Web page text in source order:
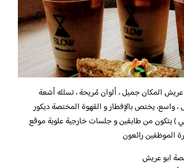
عريشالمكان جميل ، ألوان مُريحة ، تسلله أشعة
يختص بالإفطار و القهوة المختصة ديكور
) يتكون من طابقين و جلسات خارجية علوية موقع
الموظفين رائعون
ابو عريش